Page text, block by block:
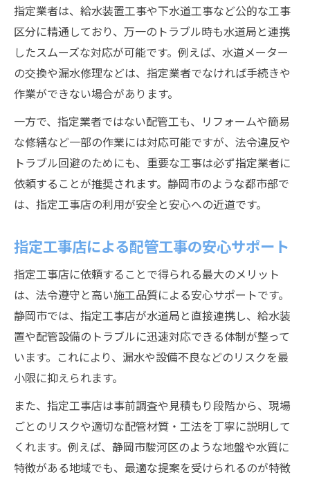
指定業者は、給水装置工事や下水道工事など公的な工事
区分に精通しており、万一のトラブル時も水道局と連携
したスムーズな対応が可能です。例えば、水道メーター
の交換や漏水修理などは、指定業者でなければ手続きや
作業ができない場合があります。
一方で、指定業者ではない配管工も、リフォームや簡易
な修繕など一部の作業には対応可能ですが、法令違反や
トラブル回避のためにも、重要な工事は必ず指定業者に
依頼することが推奨されます。静岡市のような都市部で
は、指定工事店の利用が安全と安心への近道です。
指定工事店による配管工事の安心サポート
指定工事店に依頼することで得られる最大のメリット
は、法令遵守と高い施工品質による安心サポートです。
静岡市では、指定工事店が水道局と直接連携し、給水装
置や配管設備のトラブルに迅速対応できる体制が整って
います。これにより、漏水や設備不良などのリスクを最
小限に抑えられます。
また、指定工事店は事前調査や見積もり段階から、現場
ごとのリスクや適切な配管材質・工法を丁寧に説明して
くれます。例えば、静岡市駿河区のような地盤や水質に
特徴がある地域でも、最適な提案を受けられるのが特徴